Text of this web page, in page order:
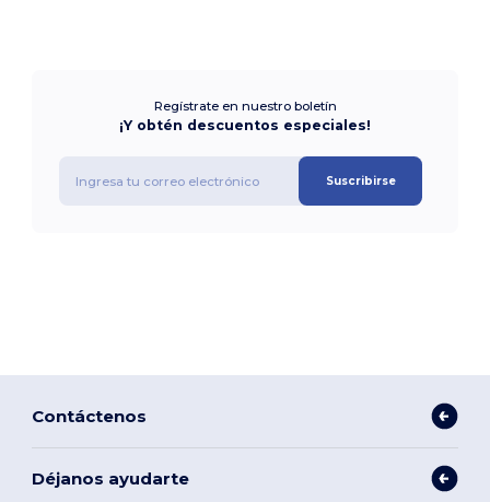
Regístrate en nuestro boletín
¡Y obtén descuentos especiales!
Suscribirse
Contáctenos
Déjanos ayudarte